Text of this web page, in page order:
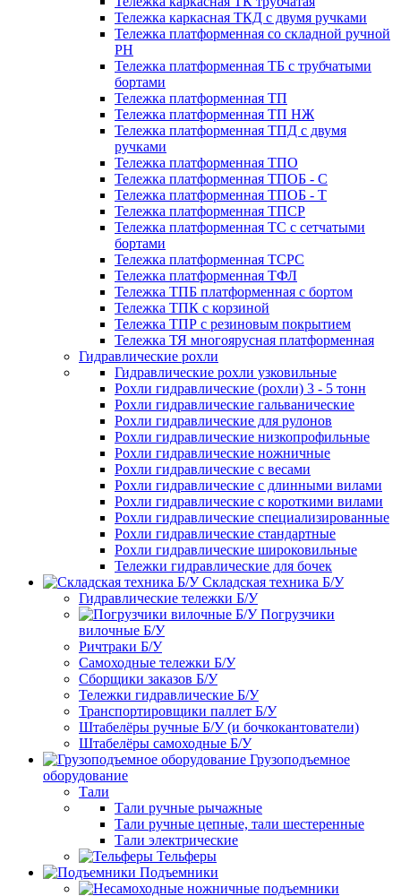
Тележка каркасная ТКД с двумя ручками
Тележка платформенная со складной ручной
PH
Тележка платформенная ТБ с трубчатыми
бортами
Тележка платформенная ТП
Тележка платформенная ТП НЖ
Тележка платформенная ТПД с двумя
ручками
Тележка платформенная ТПО
Тележка платформенная ТПОБ - С
Тележка платформенная ТПОБ - Т
Тележка платформенная ТПСР
Тележка платформенная ТС с сетчатыми
бортами
Тележка платформенная ТСРС
Тележка платформенная ТФЛ
Тележка ТПБ платформенная с бортом
Тележка ТПК с корзиной
Тележка ТПР с резиновым покрытием
Тележка ТЯ многоярусная платформенная
Гидравлические рохли
Гидравлические рохли узковильные
Рохли гидравлические (рохли) 3 - 5 тонн
Рохли гидравлические гальванические
Рохли гидравлические для рулонов
Рохли гидравлические низкопрофильные
Рохли гидравлические ножничные
Рохли гидравлические с весами
Рохли гидравлические с длинными вилами
Рохли гидравлические с короткими вилами
Рохли гидравлические специализированные
Рохли гидравлические стандартные
Рохли гидравлические широковильные
Тележки гидравлические для бочек
Складская техника Б/У
Гидравлические тележки Б/У
Погрузчики
вилочные Б/У
Ричтраки Б/У
Самоходные тележки Б/У
Сборщики заказов Б/У
Тележки гидравлические Б/У
Транспортировщики паллет Б/У
Штабелёры ручные Б/У (и бочкокантователи)
Штабелёры самоходные Б/У
Грузоподъемное
оборудование
Тали
Тали ручные рычажные
Тали ручные цепные, тали шестеренные
Тали электрические
Тельферы
Подъемники